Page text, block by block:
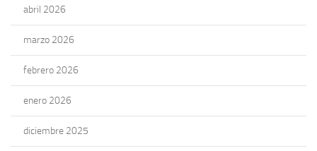
abril 2026
marzo 2026
febrero 2026
enero 2026
diciembre 2025